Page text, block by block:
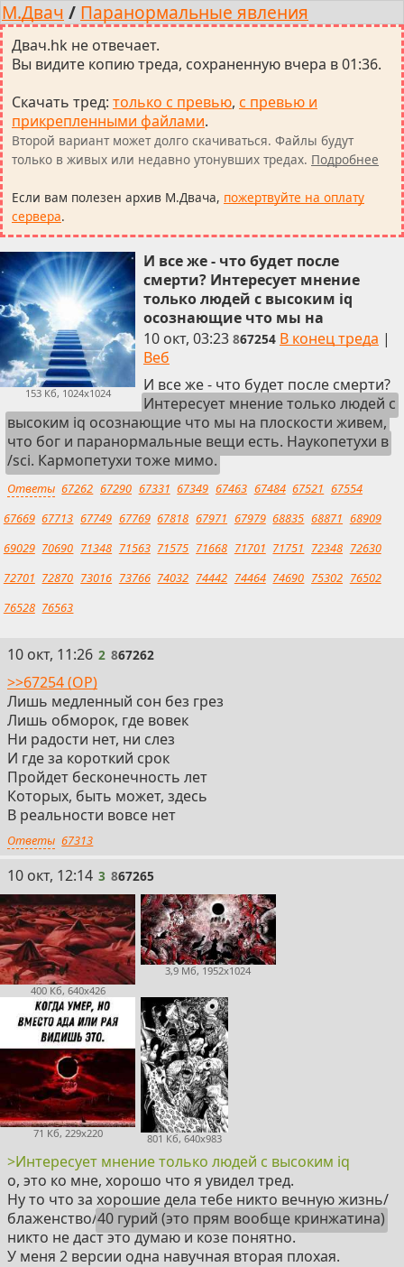
М.Двач / Паранормальные явления
Двач.hk не отвечает.
Вы видите копию треда, сохраненную вчера в 01:36.
Скачать тред: только с превью, с превью и
прикрепленными файлами.
Второй вариант может долго скачиваться. Файлы будут
только в живых или недавно утонувших тредах. Подробнее
Если вам полезен архив М.Двача, пожертвуйте на оплату
сервера.
153 Кб, 1024x1024
И все же - что будет после
смерти? Интересует мнение
только людей с высоким iq
осознающие что мы на
10 окт, 03:23 867254 В конец треда |
Веб
И все же - что будет после смерти?
Интересует мнение только людей с
высоким iq осознающие что мы на плоскости живем,
что бог и паранормальные вещи есть. Наукопетухи в
/sci. Кармопетухи тоже мимо.
Ответы 67262 67290 67331 67349 67463 67484 67521 67554
67669 67713 67749 67769 67818 67971 67979 68835 68871 68909
69029 70690 71348 71563 71575 71668 71701 71751 72348 72630
72701 72870 73016 73766 74032 74442 74464 74690 75302 76502
76528 76563
2
10 окт, 11:26 2 867262
>>67254 (OP)
Лишь медленный сон без грез
Лишь обморок, где вовек
Ни радости нет, ни слез
И где за короткий срок
Пройдет бесконечность лет
Которых, быть может, здесь
В реальности вовсе нет
Ответы 67313
3
10 окт, 12:14 3 867265
400 Кб, 640x426
3,9 Мб, 1952x1024
71 Кб, 229x220 801 Кб, 640x983
>Интересует мнение только людей с высоким iq
о, это ко мне, хорошо что я увидел тред.
Ну то что за хорошие дела тебе никто вечную жизнь/
блаженство/40 гурий (это прям вообще кринжатина)
никто не даст это думаю и козе понятно.
У меня 2 версии одна навучная вторая плохая.